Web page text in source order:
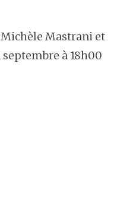
Mastrani et
septembre à 18h00